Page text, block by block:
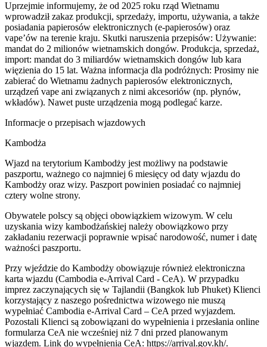
Uprzejmie informujemy, że od 2025 roku rząd Wietnamu
wprowadził zakaz produkcji, sprzedaży, importu, używania, a także
posiadania papierosów elektronicznych (e-papierosów) oraz
vape’ów na terenie kraju. Skutki naruszenia przepisów: Używanie:
mandat do 2 milionów wietnamskich dongów. Produkcja, sprzedaż,
import: mandat do 3 miliardów wietnamskich dongów lub kara
więzienia do 15 lat. Ważna informacja dla podróżnych: Prosimy nie
zabierać do Wietnamu żadnych papierosów elektronicznych,
urządzeń vape ani związanych z nimi akcesoriów (np. płynów,
wkładów). Nawet puste urządzenia mogą podlegać karze.
Informacje o przepisach wjazdowych
Kambodża
Wjazd na terytorium Kambodży jest możliwy na podstawie
paszportu, ważnego co najmniej 6 miesięcy od daty wjazdu do
Kambodży oraz wizy. Paszport powinien posiadać co najmniej
cztery wolne strony.
Obywatele polscy są objęci obowiązkiem wizowym. W celu
uzyskania wizy kambodżańskiej należy obowiązkowo przy
zakładaniu rezerwacji poprawnie wpisać narodowość, numer i datę
ważności paszportu.
Przy wjeździe do Kambodży obowiązuje również elektroniczna
karta wjazdu (Cambodia e-Arrival Card - CeA). W przypadku
imprez zaczynających się w Tajlandii (Bangkok lub Phuket) Klienci
korzystający z naszego pośrednictwa wizowego nie muszą
wypełniać Cambodia e-Arrival Card – CeA przed wyjazdem.
Pozostali Klienci są zobowiązani do wypełnienia i przesłania online
formularza CeA nie wcześniej niż 7 dni przed planowanym
wjazdem. Link do wypełnienia CeA: https://arrival.gov.kh/.